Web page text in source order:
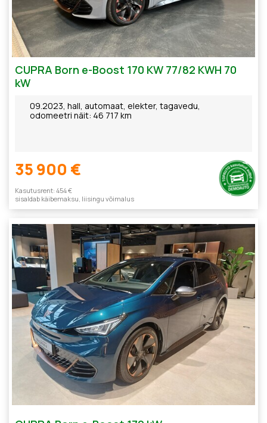
CUPRA Born e-Boost 170 KW 77/82 KWH 70
kW
09.2023, hall, automaat, elekter, tagavedu,
odomeetri näit: 46 717 km
35 900 €
Kasutusrent: 454 €
sisaldab käibemaksu, liisingu võimalus